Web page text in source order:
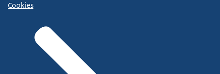
Cookies